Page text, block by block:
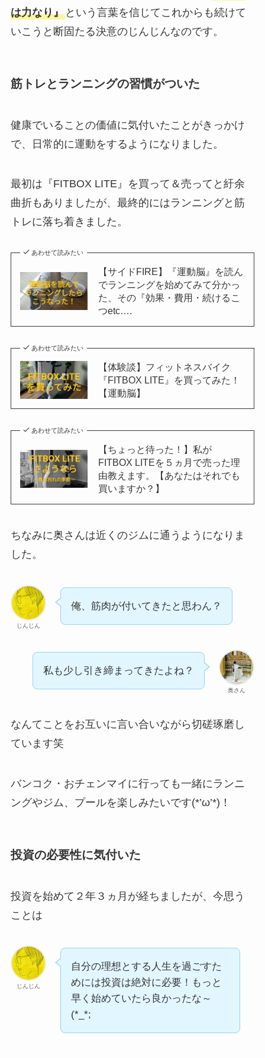
は力なり』という言葉を信じてこれからも続けて
いこうと断固たる決意のじんじんなのです。
筋トレとランニングの習慣がついた
健康でいることの価値に気付いたことがきっかけ
で、日常的に運動をするようになりました。
最初は『FITBOX LITE』を買って＆売ってと紆余
曲折もありましたが、最終的にはランニングと筋
トレに落ち着きました。
あわせて読みたい
【サイドFIRE】『運動脳』を読ん
でランニングを始めてみて分かっ
た、その『効果・費用・続けるこ
つetc….
あわせて読みたい
【体験談】フィットネスバイク
『FITBOX LITE』を買ってみた！
【運動脳】
あわせて読みたい
【ちょっと待った！】私が
FITBOX LITEを５ヵ月で売った理
由教えます。【あなたはそれでも
買いますか？】
ちなみに奥さんは近くのジムに通うようになりま
した。
じんじん
俺、筋肉が付いてきたと思わん？
奥さん
私も少し引き締まってきたよね？
なんてことをお互いに言い合いながら切磋琢磨し
ています笑
バンコク・おチェンマイに行っても一緒にランニ
ングやジム、プールを楽しみたいです(*’ω’*)！
投資の必要性に気付いた
投資を始めて２年３ヵ月が経ちましたが、今思う
ことは
じんじん
自分の理想とする人生を過ごすた
めには投資は絶対に必要！もっと
早く始めていたら良かったな～
(*_*;